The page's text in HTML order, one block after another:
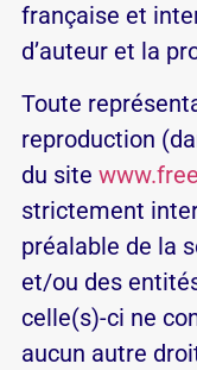
française et
d’auteur et la
Toute
reproduction
du site
strictement
préalable de la
et/ou des
celle(s)-ci ne
aucun autre